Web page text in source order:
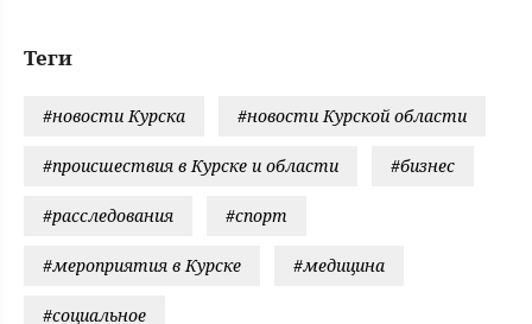
Теги
#новости Курска #новости Курской области
#происшествия в Курске и области #бизнес
#расследования #спорт
#мероприятия в Курске #медицина
#социальное